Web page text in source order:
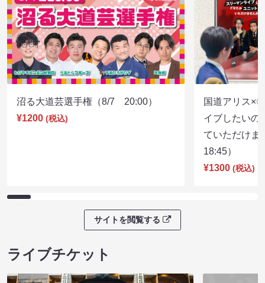
沼る大道芸選手権（8/7 20:00）
¥1200 (税込)
国道アリス×
イブしたいの
ていただけ
18:45）
¥1300 (税込)
サイトを閲覧する
ライブチケット